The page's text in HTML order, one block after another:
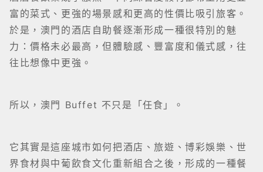
富的菜式、更強的場景感和更高的性價比吸引旅客。
於是，澳門的酒店自助餐逐漸形成一種很特別的魅
力：價格未必最高，但體驗感、豐富度和儀式感，往
往比想像中更強。
所以，澳門 Buffet 不只是「任食」。
它其實是這座城市如何把酒店、旅遊、博彩娛樂、世
界食材與中葡飲食文化重新組合之後，形成的一種餐